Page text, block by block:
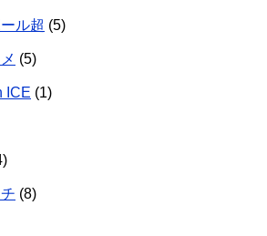
ル超 (5)
(5)
ICE (1)
(8)